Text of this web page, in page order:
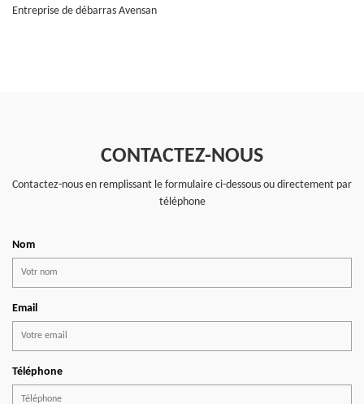
Entreprise de débarras Avensan
CONTACTEZ-NOUS
Contactez-nous en remplissant le formulaire ci-dessous ou directement par
téléphone
Nom
Email
Téléphone